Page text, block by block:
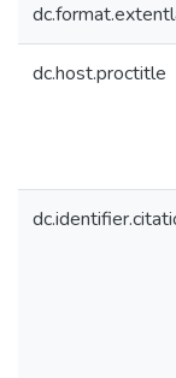
dc.host.proctitle